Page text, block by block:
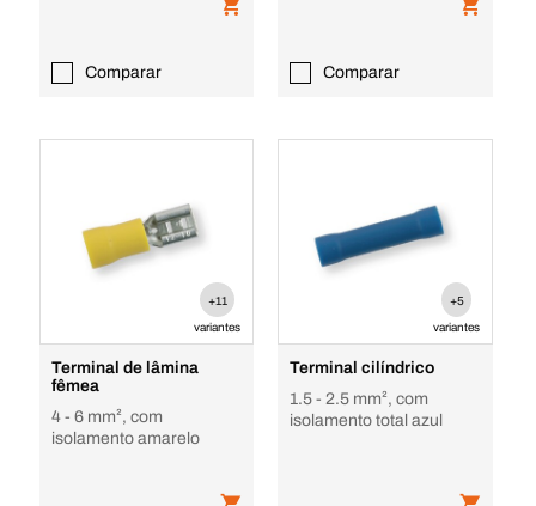
Comparar Comparar
+11
variantes
Terminal de lâmina
fêmea
4 - 6 mm², com
isolamento amarelo
+5
variantes
Terminal cilíndrico
1.5 - 2.5 mm², com
isolamento total azul